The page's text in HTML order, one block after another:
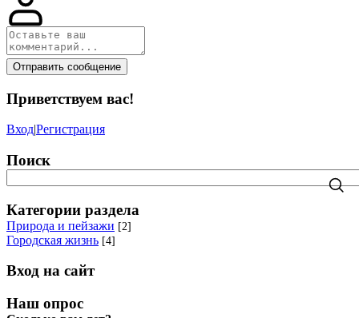
Отправить сообщение
Приветствуем вас!
Вход|Регистрация
Поиск
Категории раздела
Природа и пейзажи [2]
Городская жизнь [4]
Вход на сайт
Наш опрос